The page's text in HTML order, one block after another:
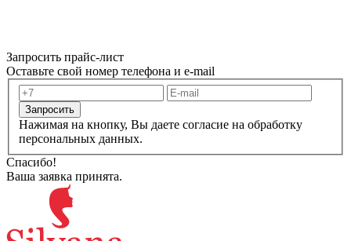
Запросить прайс-лист
Оставьте свой номер телефона и e-mail
Запросить
Нажимая на кнопку, Вы даете согласие на обработку
персональных данных.
Спасибо!
Ваша заявка принята.